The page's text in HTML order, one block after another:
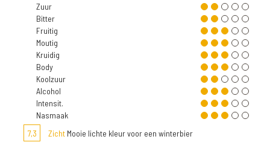
Zuur
Bitter
Fruitig
Moutig
Kruidig
Body
Koolzuur
Alcohol
Intensit.
Nasmaak
7,3
Zicht Mooie lichte kleur voor een winterbier